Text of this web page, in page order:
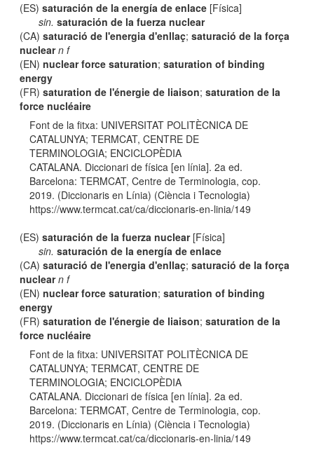
(ES)saturación de la energía de enlace [Física]
sin. saturación de la fuerza nuclear
(CA)saturació de l'energia d'enllaç;saturació de la força
nuclear n f
(EN)nuclear force saturation;saturation of binding
energy
(FR)saturation de l'énergie de liaison;saturation de la
force nucléaire
Font de la fitxa: UNIVERSITAT POLITÈCNICA DE
CATALUNYA; TERMCAT, CENTRE DE
TERMINOLOGIA; ENCICLOPÈDIA
CATALANA. Diccionari de física [en línia]. 2a ed.
Barcelona: TERMCAT, Centre de Terminologia, cop.
2019. (Diccionaris en Línia) (Ciència i Tecnologia)
https://www.termcat.cat/ca/diccionaris-en-linia/149
(ES)saturación de la fuerza nuclear[Física]
sin. saturación de la energía de enlace
(CA)saturació de l'energia d'enllaç;saturació de la força
nuclear n f
(EN)nuclear force saturation;saturation of binding
energy
(FR)saturation de l'énergie de liaison;saturation de la
force nucléaire
Font de la fitxa: UNIVERSITAT POLITÈCNICA DE
CATALUNYA; TERMCAT, CENTRE DE
TERMINOLOGIA; ENCICLOPÈDIA
CATALANA. Diccionari de física [en línia]. 2a ed.
Barcelona: TERMCAT, Centre de Terminologia, cop.
2019. (Diccionaris en Línia) (Ciència i Tecnologia)
https://www.termcat.cat/ca/diccionaris-en-linia/149